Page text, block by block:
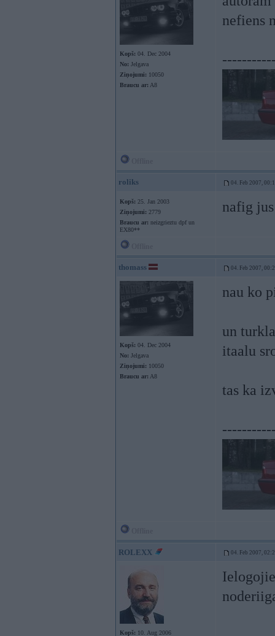
Kopš: 04. Dec 2004
No: Jelgava
Ziņojumi: 10050
Braucu ar: A8
nefiens
roliks 04. Feb 2007,
Kopš: 25. Jan 2003
Ziņojumi: 2779
Braucu ar: neizgrieztu dpf un
EX80**
nafig
thomass 04. Feb 2007,
Kopš: 04. Dec 2004
No: Jelgava
Ziņojumi: 10050
Braucu ar: A8
nau ko
un
itaalu
tas ka
ROLEXX 04. Feb 2007,
Kopš: 10. Aug 2006